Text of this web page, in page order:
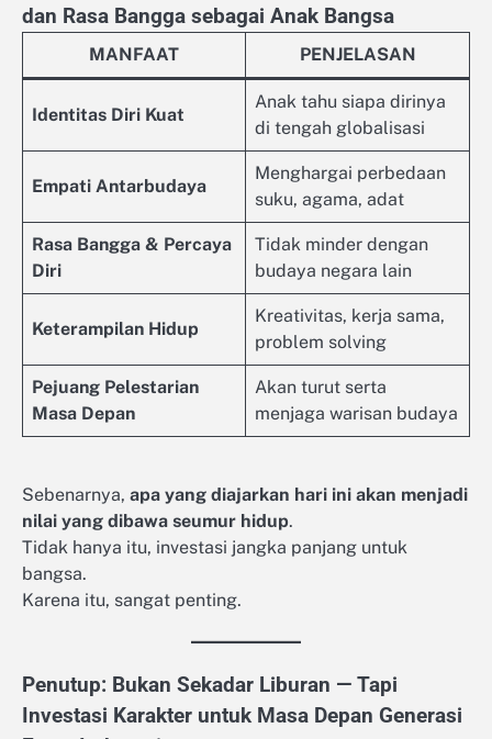
dan Rasa Bangga sebagai Anak Bangsa
MANFAAT PENJELASAN
Identitas Diri Kuat
Anak tahu siapa dirinya
di tengah globalisasi
Empati Antarbudaya
Menghargai perbedaan
suku, agama, adat
Rasa Bangga & Percaya
Diri
Tidak minder dengan
budaya negara lain
Keterampilan Hidup
Kreativitas, kerja sama,
problem solving
Pejuang Pelestarian
Masa Depan
Akan turut serta
menjaga warisan budaya
Sebenarnya, apa yang diajarkan hari ini akan menjadi
nilai yang dibawa seumur hidup.
Tidak hanya itu, investasi jangka panjang untuk
bangsa.
Karena itu, sangat penting.
Penutup: Bukan Sekadar Liburan — Tapi
Investasi Karakter untuk Masa Depan Generasi